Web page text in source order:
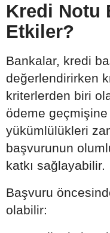
Kredi Notu
Etkiler?
Bankalar, kredi
değerlendirirken
kriterlerden biri
ödeme
yükümlülükleri
başvurunun
katkı sağlayabilir.
Başvuru
olabilir: